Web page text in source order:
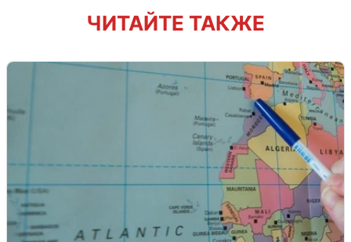
ЧИТАЙТЕ ТАКЖЕ